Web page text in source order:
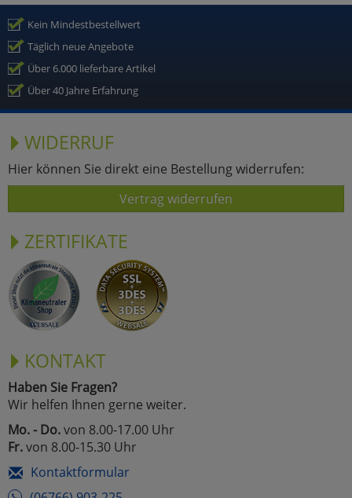
Kein Mindestbestellwert
Täglich neue Angebote
Über 6.000 lieferbare Artikel
Über 40 Jahre Erfahrung
WIDERRUF
Hier können Sie direkt eine Bestellung widerrufen:
Vertrag widerrufen
ZERTIFIKATE
KONTAKT
Haben Sie Fragen?
Wir helfen Ihnen gerne weiter.
Mo. - Do.von 8.00-17.00 Uhr
Fr.von 8.00-15.30 Uhr
Kontaktformular